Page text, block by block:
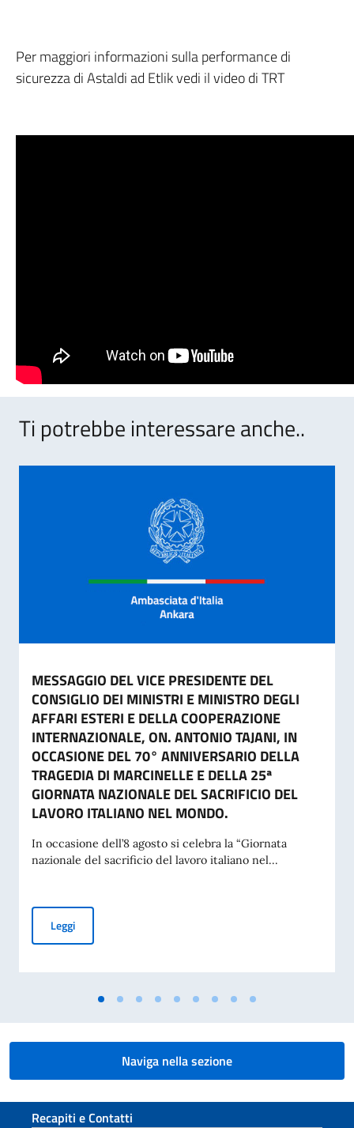
Per maggiori informazioni sulla performance di
sicurezza di Astaldi ad Etlik vedi il video di TRT
Ti potrebbe interessare anche..
MESSAGGIO DEL VICE PRESIDENTE DEL
CONSIGLIO DEI MINISTRI E MINISTRO DEGLI
AFFARI ESTERI E DELLA COOPERAZIONE
INTERNAZIONALE, ON. ANTONIO TAJANI, IN
OCCASIONE DEL 70° ANNIVERSARIO DELLA
TRAGEDIA DI MARCINELLE E DELLA 25ª
GIORNATA NAZIONALE DEL SACRIFICIO DEL
LAVORO ITALIANO NEL MONDO.
In occasione dell’8 agosto si celebra la “Giornata
nazionale del sacrificio del lavoro italiano nel...
LeggiMESSAGGIO DEL VICE PRESIDENTE DEL CONSIGLIO DEI
Naviga nella sezione
Sezione footer
Recapiti e Contatti